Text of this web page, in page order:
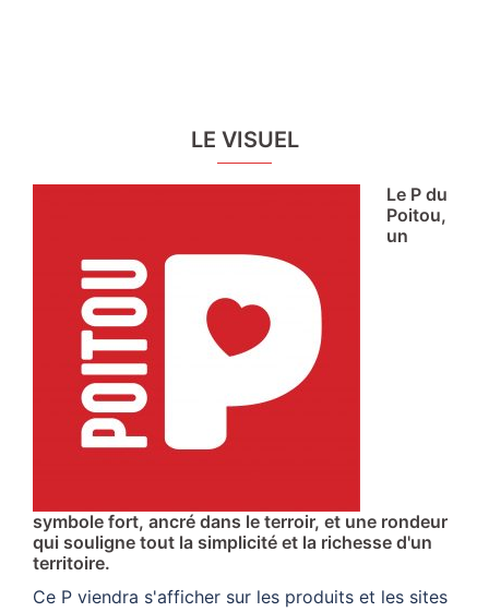
LE VISUEL
Le P du
Poitou,
un
symbole fort, ancré dans le terroir, et une rondeur
qui souligne tout la simplicité et la richesse d'un
territoire.
Ce P viendra s'afficher sur les produits et les sites